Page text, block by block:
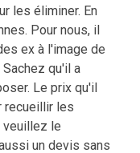
les éliminer. En
Pour nous, il
ex à l'image de
qu'il a
Le prix qu'il
recueillir les
veuillez le
un devis sans